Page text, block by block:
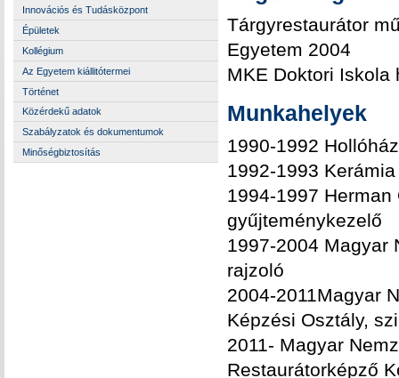
Innovációs és Tudásközpont
Épületek
Kollégium
Az Egyetem kiállitótermei
Történet
Közérdekű adatok
Szabályzatok és dokumentumok
Minőségbiztosítás
Tárgyrestaurátor
Egyetem 2004
MKE Doktori Iskola
Munkahelyek
1990-1992
1992-1993
1994-1997
gyűjteménykezelő
1997-2004 Magyar
rajzoló
2004-2011Magyar
Képzési Osztály,
2011- Magyar
Restaurátorképző